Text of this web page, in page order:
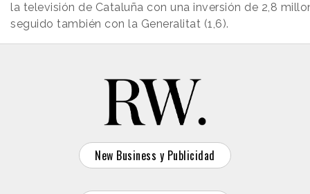
la televisión de Cataluña con una inversión de 2,8
seguido también con la Generalitat (1,6).
New Business y Publicidad